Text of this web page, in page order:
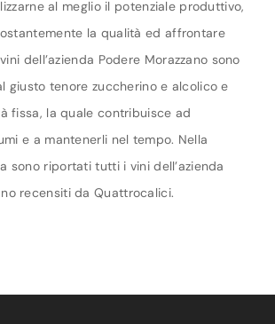
al meglio il potenziale produttivo,
la qualità ed affrontare
dell’azienda Podere Morazzano sono
giusto tenore zuccherino e alcolico e
fissa, la quale contribuisce ad
e a mantenerli nel tempo. Nella
sono riportati tutti i vini dell’azienda
recensiti da Quattrocalici.